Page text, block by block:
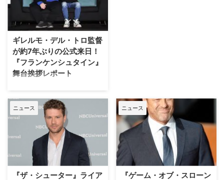
ギレルモ・デル・トロ監督
が約7年ぶりの公式来日！
『フランケンシュタイン』
舞台挨拶レポート
が2026年9月24日（水）に東京
都内にて開催。ギレルモ・デル・
トロ監督が約7年ぶりの公式来日
をし、人生をかけた“渾身作”への
熱いこだわりと自信を明かした。
Netflix映画『フランケンシュタイ
ン』ジャパンプレミア舞台挨拶レ
ポート ギレルモ・デル・トロが
ニュース
『ザ・シューター』ライア
ニュース
『ゲーム・オブ・スローン